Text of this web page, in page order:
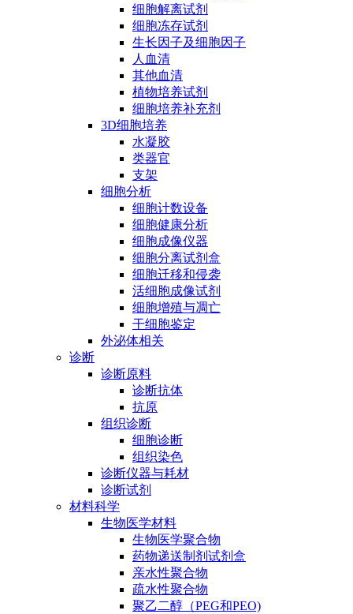
细胞解离试剂
细胞冻存试剂
生长因子及细胞因子
人血清
其他血清
植物培养试剂
细胞培养补充剂
3D细胞培养
水凝胶
类器官
支架
细胞分析
细胞计数设备
细胞健康分析
细胞成像仪器
细胞分离试剂盒
细胞迁移和侵袭
活细胞成像试剂
细胞增殖与凋亡
干细胞鉴定
外泌体相关
诊断
诊断原料
诊断抗体
抗原
组织诊断
细胞诊断
组织染色
诊断仪器与耗材
诊断试剂
材料科学
生物医学材料
生物医学聚合物
药物递送制剂试剂盒
亲水性聚合物
疏水性聚合物
聚乙二醇（PEG和PEO)